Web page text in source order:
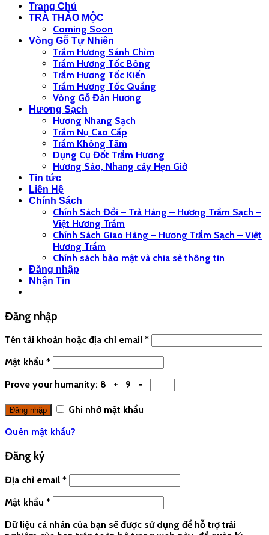
Trang Chủ
TRÀ THẢO MỘC
Coming Soon
Vòng Gỗ Tự Nhiên
Trầm Hương Sánh Chìm
Trầm Hương Tốc Bông
Trầm Hương Tốc Kiến
Trầm Hương Tốc Quầng
Vòng Gỗ Đàn Hương
Hương Sạch
Hương Nhang Sạch
Trầm Nụ Cao Cấp
Trầm Không Tăm
Dụng Cụ Đốt Trầm Hương
Hương Sào, Nhang cây Hẹn Giờ
Tin tức
Liên Hệ
Chính Sách
Chính Sách Đổi – Trả Hàng – Hương Trầm Sạch –
Việt Hương Trầm
Chính Sách Giao Hàng – Hương Trầm Sạch – Việt
Hương Trầm
Chính sách bảo mật và chia sẻ thông tin
Đăng nhập
Nhận Tin
Đăng nhập
Tên tài khoản hoặc địa chỉ email *
Mật khẩu *
Prove your humanity: 8 + 9 =
Ghi nhớ mật khẩu
Quên mật khẩu?
Đăng ký
Địa chỉ email *
Mật khẩu *
Dữ liệu cá nhân của bạn sẽ được sử dụng để hỗ trợ trải